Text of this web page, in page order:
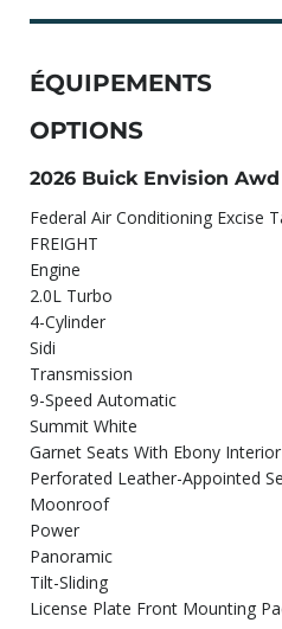
ÉQUIPEMENTS
OPTIONS
2026 Buick Envision
Federal Air Conditioning Excise
FREIGHT
Engine
2.0L Turbo
4-Cylinder
Sidi
Transmission
9-Speed Automatic
Summit White
Garnet Seats With Ebony
Perforated Leather-Appointed
Moonroof
Power
Panoramic
Tilt-Sliding
License Plate Front Mounting